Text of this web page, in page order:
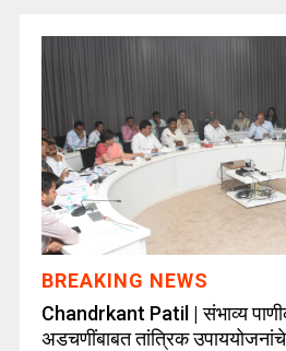
BREAKING NEWS
Chandrkant Patil | संभाव्य
अडचणींबाबत तांत्रिक